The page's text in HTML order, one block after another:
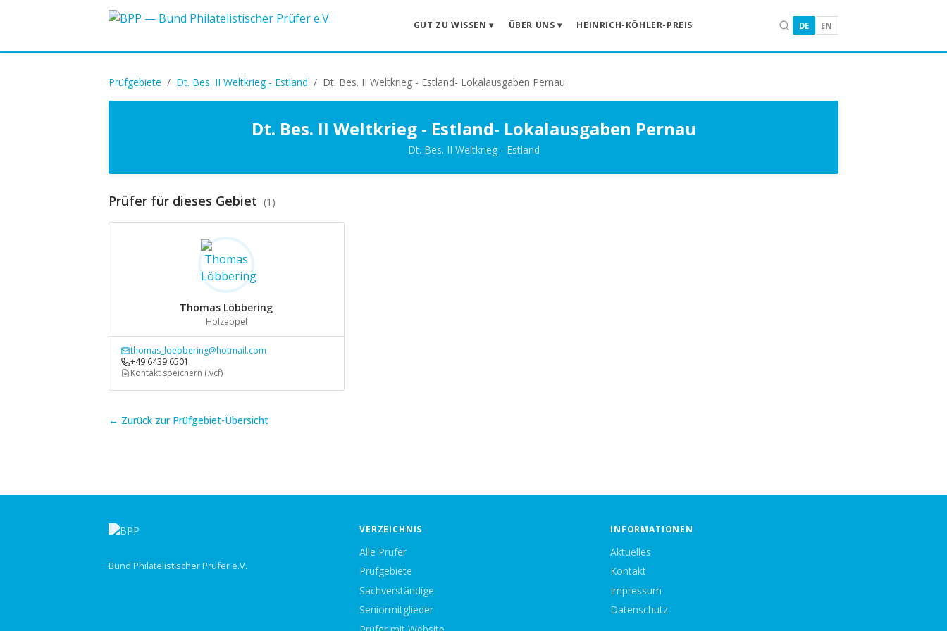
GUT ZU WISSEN ▾ ÜBER UNS ▾ HEINRICH-KÖHLER-PREIS DE EN
Prüfgebiete / Dt. Bes. II Weltkrieg - Estland / Dt. Bes. II Weltkrieg - Estland- Lokalausgaben Pernau
Dt. Bes. II Weltkrieg - Estland- Lokalausgaben Pernau
Dt. Bes. II Weltkrieg - Estland
Prüfer für dieses Gebiet (1)
Thomas Löbbering
Holzappel
thomas_loebbering@hotmail.com
+49 6439 6501
Kontakt speichern (.vcf)
← Zurück zur Prüfgebiet-Übersicht
Bund Philatelistischer Prüfer e.V.
VERZEICHNIS
Alle Prüfer
Prüfgebiete
Sachverständige
Seniormitglieder
INFORMATIONEN
Aktuelles
Kontakt
Impressum
Datenschutz